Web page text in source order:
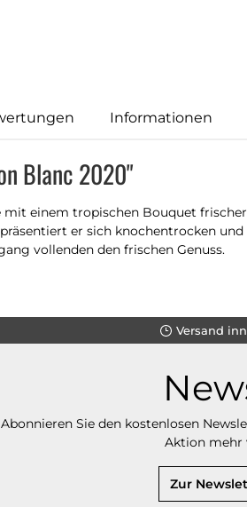
Informationen
Blanc 2020"
mit einem tropischen Bouquet
er sich knochentrocken
vollenden den frischen Genuss.
Versand
Abonnieren Sie den kostenlosen
Aktion mehr
Zur